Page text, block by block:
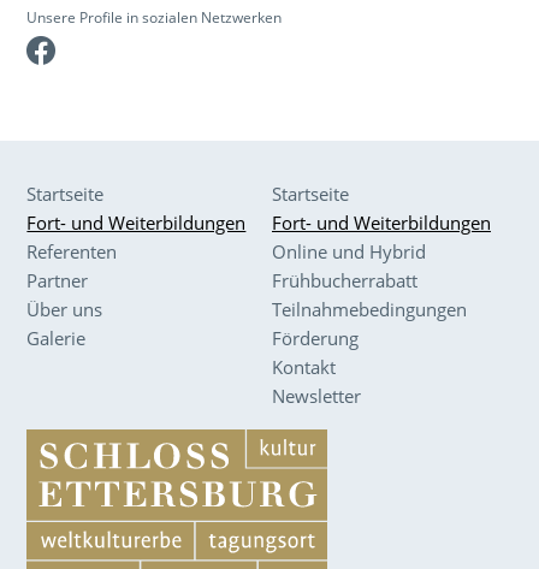
Unsere Profile in sozialen Netzwerken
Startseite
Fort- und Weiterbildungen
Referenten
Partner
Über uns
Galerie
Startseite
Fort- und Weiterbildungen
Online und Hybrid
Frühbucherrabatt
Teilnahmebedingungen
Förderung
Kontakt
Newsletter